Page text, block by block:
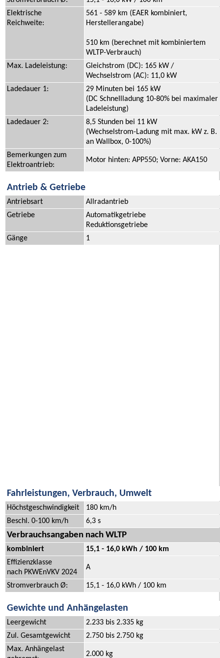
Elektrische
Reichweite:
561 - 589 km (EAER kombiniert,
Herstellerangabe)
510 km (berechnet mit kombiniertem
WLTP-Verbrauch)
Max. Ladeleistung:
Gleichstrom (DC): 165 kW /
Wechselstrom (AC): 11,0 kW
Ladedauer 1:
29 Minuten bei 165 kW
(DC Schnellladung 10-80% bei maximaler
Ladeleistung)
Ladedauer 2:
8,5 Stunden bei 11 kW
(Wechselstrom-Ladung mit max. kW z. B.
an Wallbox, 0-100%)
Bemerkungen zum
Elektroantrieb:
Motor hinten: APP550; Vorne: AKA150
Antrieb & Getriebe
Antriebsart
Allradantrieb
Getriebe
Automatikgetriebe
Reduktionsgetriebe
Gänge
1
Fahrleistungen, Verbrauch, Umwelt
Höchstgeschwindigkeit
180 km/h
Beschl. 0-100 km/h
6,3 s
Verbrauchsangaben nach WLTP
kombiniert
15,1 - 16,0 kWh / 100 km
Effizienzklasse
nach PKWEnVKV 2024
A
Stromverbrauch Ø: 15,1 - 16,0 kWh / 100 km
Gewichte und Anhängelasten
Leergewicht
2.233 bis 2.335 kg
Zul. Gesamtgewicht
2.750 bis 2.750 kg
Max. Anhängelast
2.000 kg